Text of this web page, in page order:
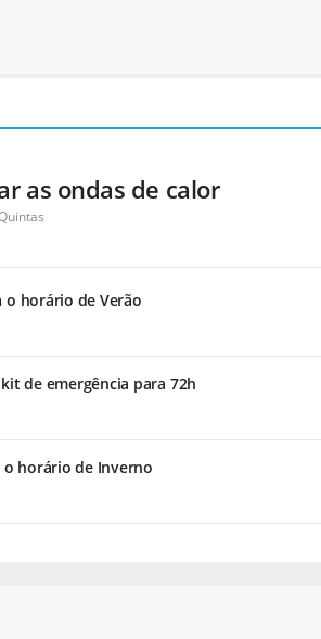
as ondas de calor
o horário de Verão
de emergência para 72h
horário de Inverno